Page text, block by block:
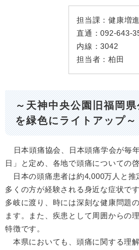
担当課： 健康増
直通：092-643-
内線：3042
担当者： 柏田
～天神中央公園旧福岡
を緑色にライトアップ～
日本頭痛協会、日本頭痛学会が毎
日」と定め、各地で頭痛についての
日本の頭痛患者は約4,000万人と推
多くの方が経験される身近な症状で
多岐に渡り、時には深刻な健康問題
ます。また、疾患として周囲からの
特徴です。
本県においても、頭痛に関する理